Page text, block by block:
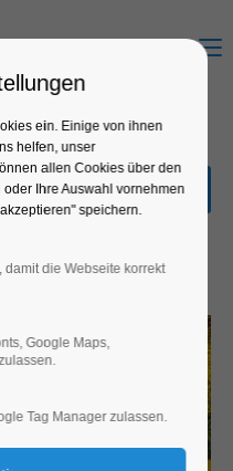
Menu
Air
ein. Einige von ihnen
helfen, unser
allen Cookies über den
oder Ihre Auswahl vornehmen
speichern.
die Webseite korrekt
Google Maps,
Tag Manager zulassen.